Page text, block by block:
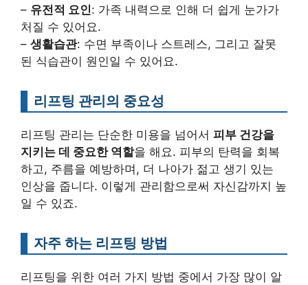
– 유전적 요인: 가족 내력으로 인해 더 쉽게 눈가가
처질 수 있어요.
– 생활습관: 수면 부족이나 스트레스, 그리고 잘못
된 식습관이 원인일 수 있어요.
리프팅 관리의 중요성
리프팅 관리는 단순한 미용을 넘어서 피부 건강을
지키는 데 중요한 역할을 해요. 피부의 탄력을 회복
하고, 주름을 예방하며, 더 나아가 젊고 생기 있는
인상을 줍니다. 이렇게 관리함으로써 자신감까지 높
일 수 있죠.
자주 하는 리프팅 방법
리프팅을 위한 여러 가지 방법 중에서 가장 많이 알